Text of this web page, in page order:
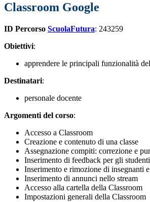
Classroom Google
ID Percorso ScuolaFutura: 243259
Obiettivi:
apprendere le principali funzionalità
Destinatari:
personale docente
Argomenti del corso:
Accesso a Classroom
Creazione e contenuto di una classe
Assegnazione compiti: correzione e
Inserimento di feedback per gli studenti
Inserimento e rimozione di insegnanti
Inserimento di annunci nello stream
Accesso alla cartella della Classroom
Impostazioni generali della Classroom